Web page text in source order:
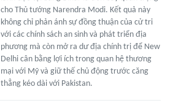
cho Thủ tướng Narendra Modi. Kết quả này
không chỉ phản ánh sự đồng thuận của cử tri
với các chính sách an sinh và phát triển địa
phương mà còn mở ra dư địa chính trị để New
Delhi cân bằng lợi ích trong quan hệ thương
mại với Mỹ và giữ thế chủ động trước căng
thẳng kéo dài với Pakistan.